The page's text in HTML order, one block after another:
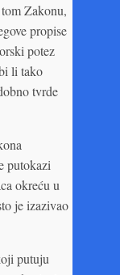
Zakonu,
propise
potez
li tako
tvrde
putokazi
okreću u
je izazivao
putuju